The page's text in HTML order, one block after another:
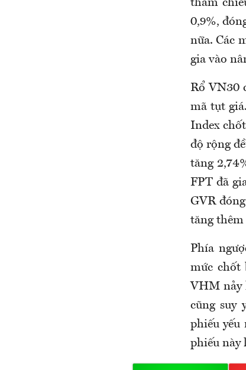
tham
0,9%,
nữa. Các
gia vào
Rổ VN30
mã tụt
Index
độ rộng
tăng
FPT đã
GVR
tăng thêm
Phía
mức chốt
VHM nảy
cũng suy
phiếu yếu
phiếu này